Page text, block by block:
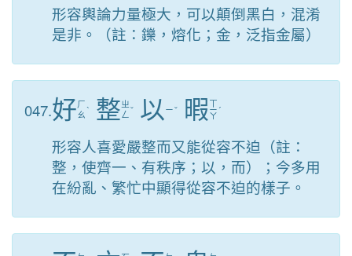
形容輿論力量極大，可以顛倒黑白，混淆
是非。（註：鑠，熔化；金，泛指金屬）
047.好ㄏ
ㄠˋ 整ㄓ
ㄥ ˇ 以 ㄧˇ 暇 ㄒ
ㄧ
ㄚ
ˊ
形容人喜愛嚴整而又能從容不迫（註：
整，使齊一、有秩序；以，而）；今多用
在紛亂、繁忙中顯得從容不迫的樣子。